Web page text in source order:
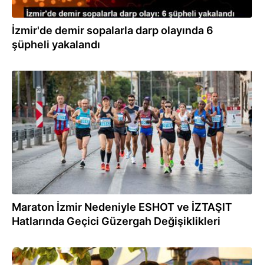
İzmir'de demir sopalarla darp olayında 6
şüpheli yakalandı
18.04.2024
Maraton İzmir Nedeniyle ESHOT ve İZTAŞIT
Hatlarında Geçici Güzergah Değişiklikleri
16.02.2024